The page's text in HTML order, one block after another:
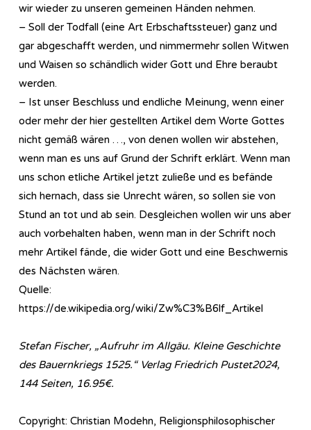
wir wieder zu unseren gemeinen Händen nehmen.
– Soll der Todfall (eine Art Erbschaftssteuer) ganz und
gar abgeschafft werden, und nimmermehr sollen Witwen
und Waisen so schändlich wider Gott und Ehre beraubt
werden.
– Ist unser Beschluss und endliche Meinung, wenn einer
oder mehr der hier gestellten Artikel dem Worte Gottes
nicht gemäß wären …, von denen wollen wir abstehen,
wenn man es uns auf Grund der Schrift erklärt. Wenn man
uns schon etliche Artikel jetzt zuließe und es befände
sich hernach, dass sie Unrecht wären, so sollen sie von
Stund an tot und ab sein. Desgleichen wollen wir uns aber
auch vorbehalten haben, wenn man in der Schrift noch
mehr Artikel fände, die wider Gott und eine Beschwernis
des Nächsten wären.
Quelle:
https://de.wikipedia.org/wiki/Zw%C3%B6lf_Artikel
Stefan Fischer, „Aufruhr im Allgäu. Kleine Geschichte
des Bauernkriegs 1525.“ Verlag Friedrich Pustet2024,
144 Seiten, 16.95€.
Copyright: Christian Modehn, Religionsphilosophischer